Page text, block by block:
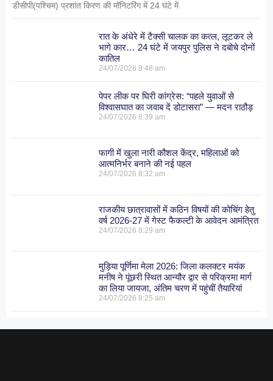
डीसीपी(पश्चिम) प्रशांत किरण की मॉनिटरिंग में 24 घंटे में
रात के अंधेरे में टैक्सी चालक का कत्ल, लूटकर ले
भागे कार… 24 घंटे में जयपुर पुलिस ने दबोचे दोनों
कातिल
24/07/20268:48 am
पेपर लीक पर घिरी कांग्रेस: “पहले युवाओं से
विश्वासघात का जवाब दें डोटासरा” — मदन राठौड़
24/07/20268:39 am
फागी में खुला नारी कौशल केंद्र, महिलाओं को
आत्मनिर्भर बनाने की नई पहल
24/07/20268:32 am
राजकीय छात्रावासों में कठिन विषयों की कोचिंग हेतु
वर्ष 2026-27 में गेस्ट फैकल्टी के आवेदन आमंत्रित
24/07/20268:29 am
मुड़िया पूर्णिमा मेला 2026: जिला कलक्टर मयंक
मनीष ने पूंछरी स्थित आन्यौर द्वार से परिक्रमा मार्ग
का लिया जायजा, अंतिम चरण में पहुंचीं तैयारियां
24/07/20268:25 am